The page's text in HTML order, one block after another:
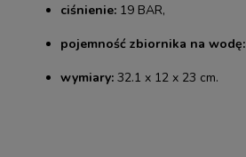
ciśnienie: 19 BAR,
pojemność zbiornika na wodę:
wymiary: 32.1 x 12 x 23 cm.